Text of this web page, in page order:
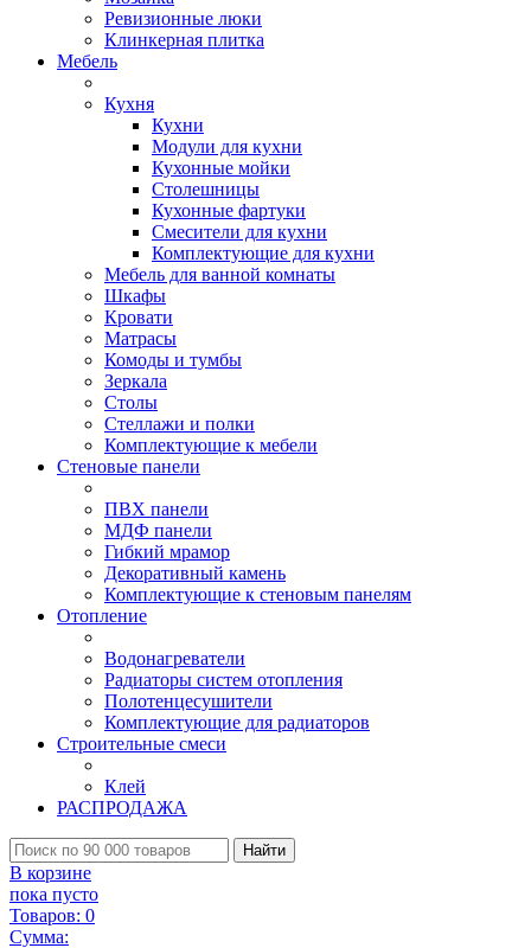
Ревизионные люки
Клинкерная плитка
Мебель
Кухня
Кухни
Модули для кухни
Кухонные мойки
Столешницы
Кухонные фартуки
Смесители для кухни
Комплектующие для кухни
Мебель для ванной комнаты
Шкафы
Кровати
Матрасы
Комоды и тумбы
Зеркала
Столы
Стеллажи и полки
Комплектующие к мебели
Стеновые панели
ПВХ панели
МДФ панели
Гибкий мрамор
Декоративный камень
Комплектующие к стеновым панелям
Отопление
Водонагреватели
Радиаторы систем отопления
Полотенцесушители
Комплектующие для радиаторов
Строительные смеси
Клей
РАСПРОДАЖА
Найти
В корзине
пока пусто
Товаров: 0
Сумма: